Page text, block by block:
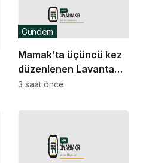
Mamak’ta üçüncü kez
düzenlenen Lavanta
Şenliği renkli
Gündem
3 saat önce